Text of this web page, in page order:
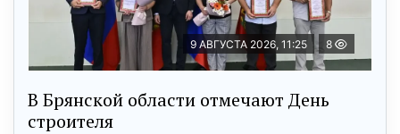
9 АВГУСТА 2026, 11:25 8
В Брянской области отмечают День
строителя